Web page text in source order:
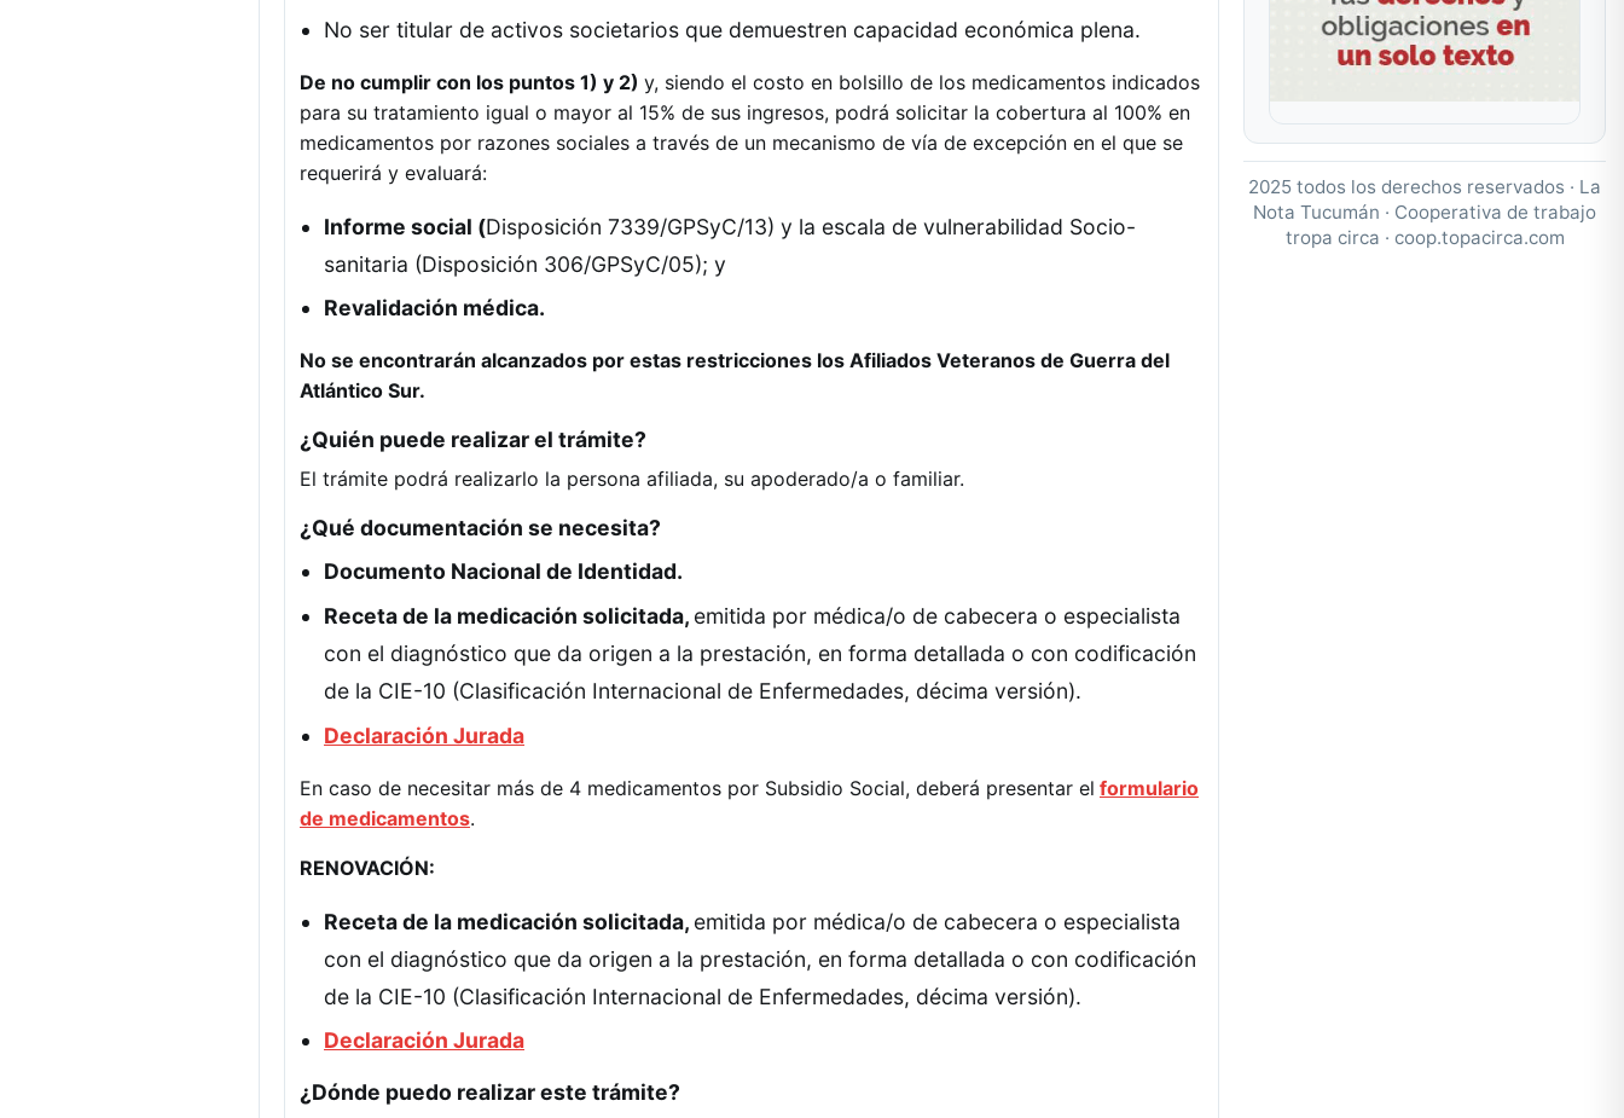
No ser titular de activos societarios que demuestren capacidad económica plena.
De no cumplir con los puntos 1) y 2) y, siendo el costo en bolsillo de los medicamentos indicados
para su tratamiento igual o mayor al 15% de sus ingresos, podrá solicitar la cobertura al 100% en
medicamentos por razones sociales a través de un mecanismo de vía de excepción en el que se
requerirá y evaluará:
Informe social (Disposición 7339/GPSyC/13) y la escala de vulnerabilidad Socio-
sanitaria (Disposición 306/GPSyC/05); y
Revalidación médica.
No se encontrarán alcanzados por estas restricciones los Afiliados Veteranos de Guerra del
Atlántico Sur.
¿Quién puede realizar el trámite?
El trámite podrá realizarlo la persona afiliada, su apoderado/a o familiar.
¿Qué documentación se necesita?
Documento Nacional de Identidad.
Receta de la medicación solicitada, emitida por médica/o de cabecera o especialista
con el diagnóstico que da origen a la prestación, en forma detallada o con codificación
de la CIE-10 (Clasificación Internacional de Enfermedades, décima versión).
Declaración Jurada
En caso de necesitar más de 4 medicamentos por Subsidio Social, deberá presentar el formulario
de medicamentos.
RENOVACIÓN:
Receta de la medicación solicitada, emitida por médica/o de cabecera o especialista
con el diagnóstico que da origen a la prestación, en forma detallada o con codificación
de la CIE-10 (Clasificación Internacional de Enfermedades, décima versión).
Declaración Jurada
¿Dónde puedo realizar este trámite?
2025 todos los derechos reservados · La
Nota Tucumán · Cooperativa de trabajo
tropa circa · coop.topacirca.com